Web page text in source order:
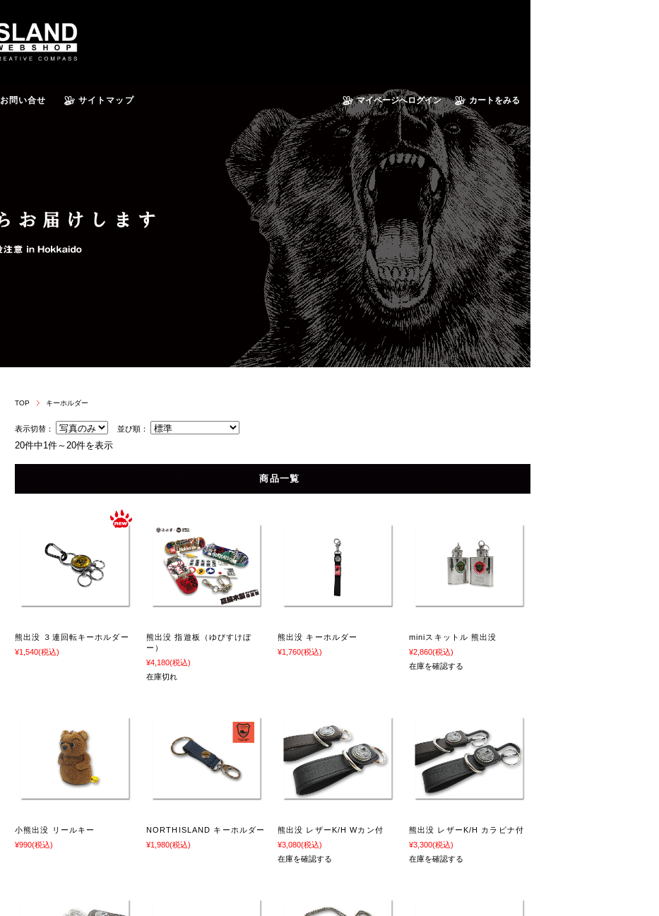
マイページへログイン カートをみる
お問い合せ サイトマップ
TOP キーホルダー
表示切替： 並び順：
20件中1件～20件を表示
商品一覧
熊出没 ３連回転キーホルダー
¥1,540(税込)
熊出没 指遊板（ゆびすけぼ
ー）
¥4,180(税込)
在庫切れ
熊出没 キーホルダー
¥1,760(税込)
miniスキットル 熊出没
¥2,860(税込)
在庫を確認する
小熊出没 リールキー
¥990(税込)
NORTHISLAND キーホルダー
¥1,980(税込)
熊出没 レザーK/H Wカン付
¥3,080(税込)
在庫を確認する
熊出没 レザーK/H カラビナ付
¥3,300(税込)
在庫を確認する